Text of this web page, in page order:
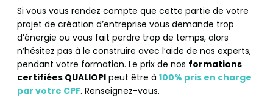
Si vous vous rendez compte que cette partie de votre
projet de création d’entreprise vous demande trop
d’énergie ou vous fait perdre trop de temps, alors
n’hésitez pas à le construire avec l’aide de nos experts,
pendant votre formation. Le prix de nos formations
certifiées QUALIOPI peut être à 100% pris en charge
par votre CPF. Renseignez-vous.